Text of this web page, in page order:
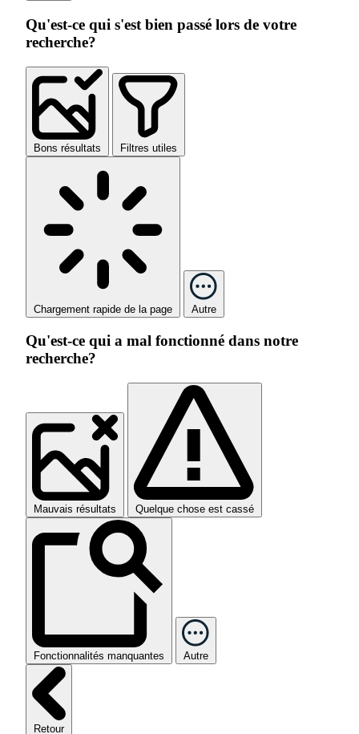
Qu'est-ce qui s'est bien passé lors de votre
recherche?
Bons résultats Filtres utiles
Chargement rapide de la page Autre
Qu'est-ce qui a mal fonctionné dans notre
recherche?
Mauvais résultats Quelque chose est cassé
Fonctionnalités manquantes Autre
Retour